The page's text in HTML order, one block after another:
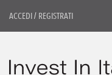
ACCEDI/ REGISTRATI